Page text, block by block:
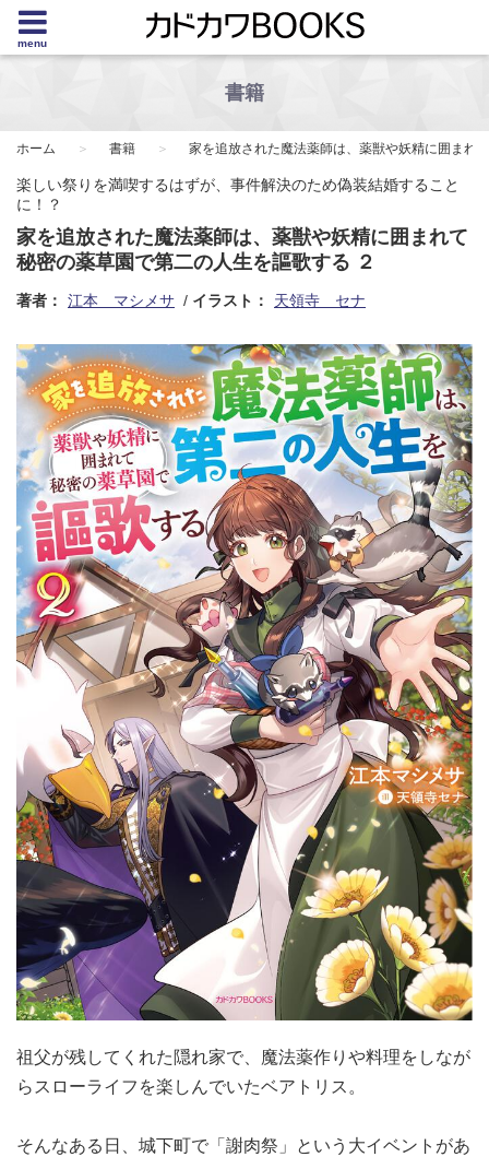
menu
書籍
ホーム 書籍 家を追放された魔法薬師は、薬獣や妖精に囲まれ
楽しい祭りを満喫するはずが、事件解決のため偽装結婚すること
に！？
家を追放された魔法薬師は、薬獣や妖精に囲まれて
秘密の薬草園で第二の人生を謳歌する ２
著者： 江本 マシメサ イラスト： 天領寺 セナ
祖父が残してくれた隠れ家で、魔法薬作りや料理をしなが
らスローライフを楽しんでいたベアトリス。
そんなある日、城下町で「謝肉祭」という大イベントがあ